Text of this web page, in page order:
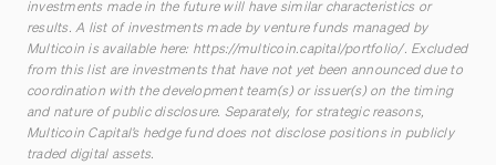
investments made in the future will have similar characteristics or
results. A list of investments made by venture funds managed by
Multicoin is available here: https://multicoin.capital/portfolio/. Excluded
from this list are investments that have not yet been announced due to
coordination with the development team(s) or issuer(s) on the timing
and nature of public disclosure. Separately, for strategic reasons,
Multicoin Capital’s hedge fund does not disclose positions in publicly
traded digital assets.